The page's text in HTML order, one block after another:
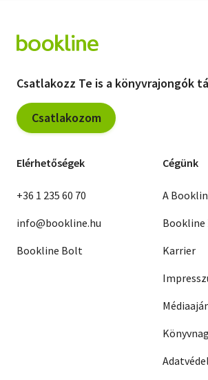
Csatlakozz Te is a könyvrajongók
Csatlakozom
Elérhetőségek
+36 1 235 60 70
info@bookline.hu
Bookline Bolt
Cégünk
A
Bookline
Karrier